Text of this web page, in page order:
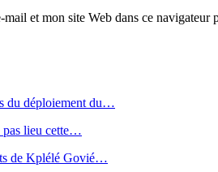
et mon site Web dans ce
du déploiement du…
pas lieu cette…
de Kplélé Govié…